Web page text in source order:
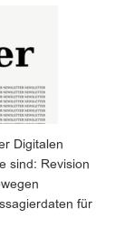
Digitalen
sind: Revision
für